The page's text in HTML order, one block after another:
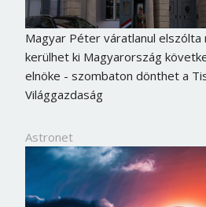
Magyar Péter váratlanul elszólta
kerülhet ki Magyarország
elnöke - szombaton dönthet a
Világgazdaság
Astronet